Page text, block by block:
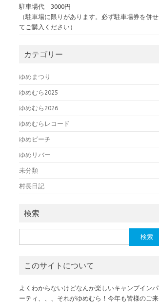
駐車場代 3000円
（駐車場に限りがあります。必ず駐車場券を併せ
てご購入ください）
カテゴリー
ゆめまつり
ゆめむら2025
ゆめむら2026
ゆめむらレコード
ゆめビーチ
ゆめリバー
未分類
村長日記
検索
索:
このサイトについて
よくわからないけどなんか楽しいキャンプインパ
ーティ、、、それがゆめむら！今年も皆様のご来